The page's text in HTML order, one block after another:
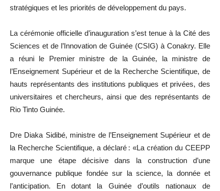
stratégiques et les priorités de développement du pays.
La cérémonie officielle d’inauguration s’est tenue à la Cité des
Sciences et de l’Innovation de Guinée (CSIG) à Conakry. Elle
a réuni le Premier ministre de la Guinée, la ministre de
l’Enseignement Supérieur et de la Recherche Scientifique, de
hauts représentants des institutions publiques et privées, des
universitaires et chercheurs, ainsi que des représentants de
Rio Tinto Guinée.
Dre Diaka Sidibé, ministre de l’Enseignement Supérieur et de
la Recherche Scientifique, a déclaré : «La création du CEEPP
marque une étape décisive dans la construction d’une
gouvernance publique fondée sur la science, la donnée et
l’anticipation. En dotant la Guinée d’outils nationaux de